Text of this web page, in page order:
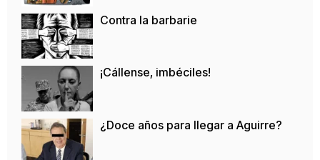
Contra la barbarie
¡Cállense, imbéciles!
¿Doce años para llegar a Aguirre?